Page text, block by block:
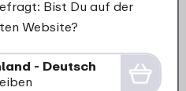
Bist Du auf der
Website?
- Deutsch